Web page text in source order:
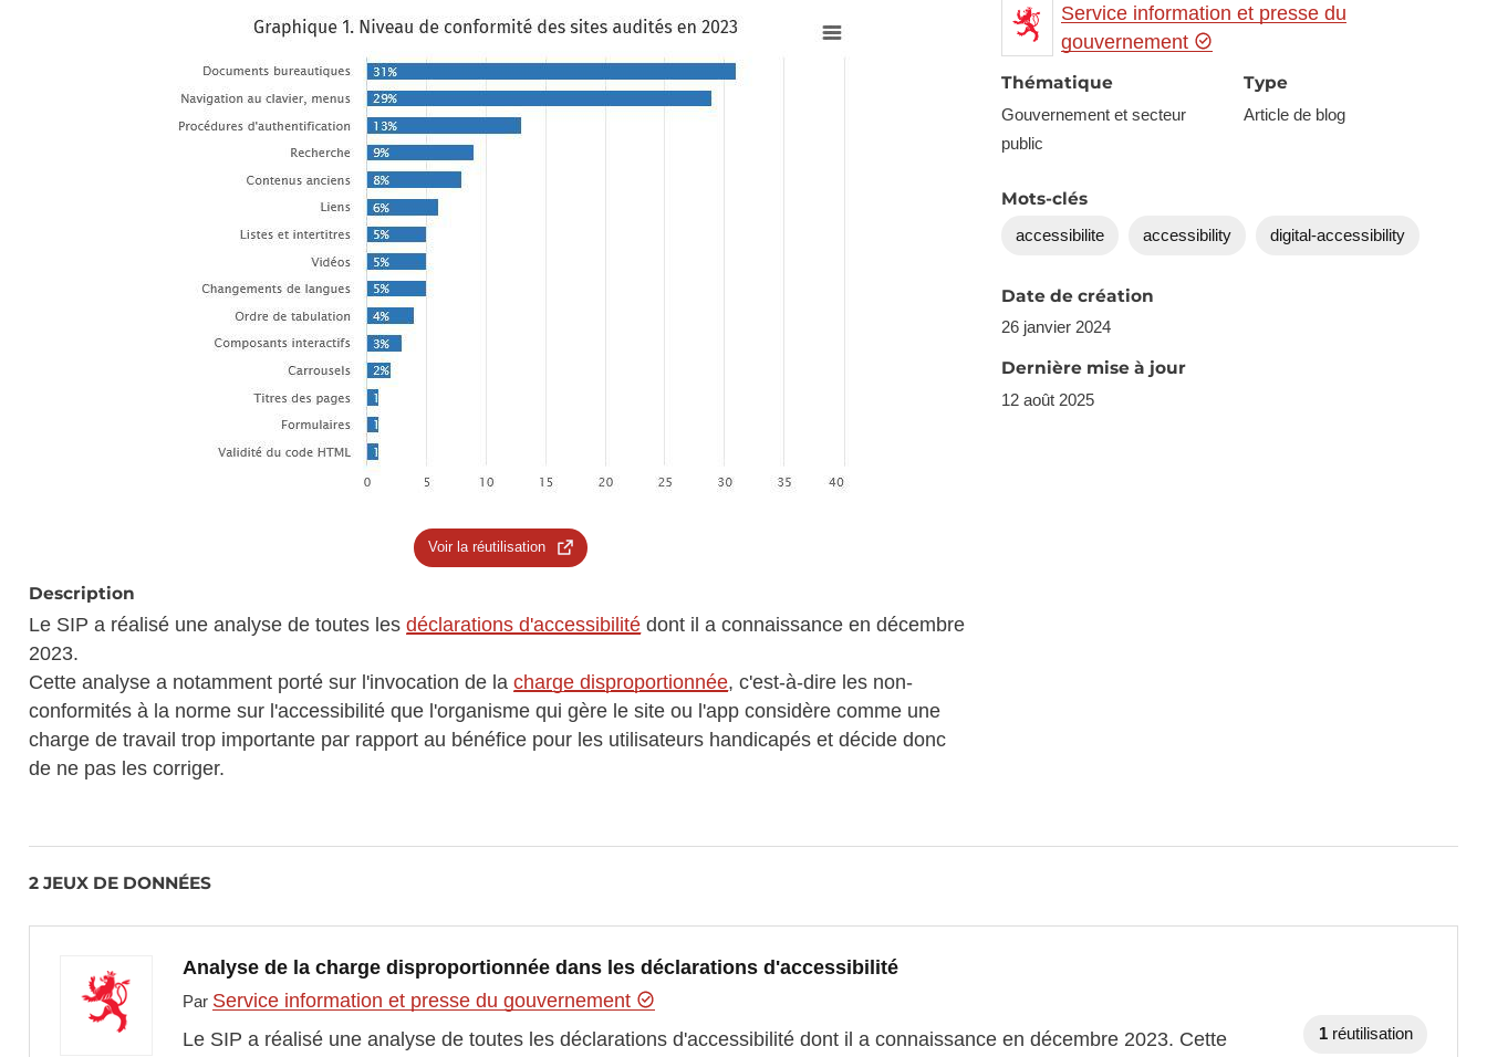
Voir la réutilisation
Description
Le SIP a réalisé une analyse de toutes lesdéclarations d'accessibilité dont il a connaissance en décembre
2023.
Cette analyse a notamment porté sur l'invocation de lacharge disproportionnée, c'est-à-dire les non-
conformités à la norme sur l'accessibilité que l'organisme qui gère le site ou l'app considère comme une
charge de travail trop importante par rapport au bénéfice pour les utilisateurs handicapés et décide donc
de ne pas les corriger.
Service information et presse du
gouvernement
Thématique
Gouvernement et secteur
public
Type
Article de blog
Mots-clés
accessibilite accessibility digital-accessibility
Date de création
26 janvier 2024
Dernière mise à jour
12 août 2025
2 JEUX DE DONNÉES
Analyse de la charge disproportionnée dans les déclarations d'accessibilité
Par Service information et presse du gouvernement
Le SIP a réalisé une analyse de toutes les déclarations d'accessibilité dont il a connaissance en décembre 2023. Cette
1 réutilisation